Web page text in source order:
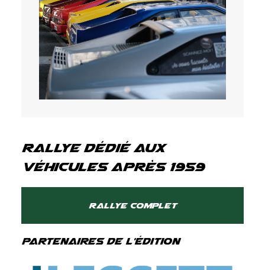
Rallye dédié aux
Véhicules après 1959
Rallye complet
Partenaires de l'édition